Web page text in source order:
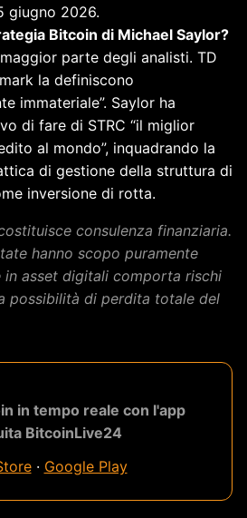
giugno 2026.
Bitcoin di Michael Saylor?
parte degli analisti. TD
la definiscono
immateriale”. Saylor ha
di fare di STRC “il miglior
al mondo”, inquadrando la
di gestione della struttura di
inversione di rotta.
consulenza finanziaria.
hanno scopo puramente
asset digitali comporta rischi
possibilità di perdita totale del
in tempo reale con l'app
BitcoinLive24
· Google Play